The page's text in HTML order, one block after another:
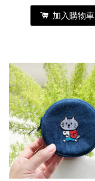
加入購物車